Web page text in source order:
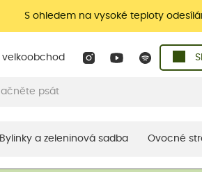
S ohledem na vysoké teploty
velkoobchod
Bylinky a zeleninová sadba Ovocné